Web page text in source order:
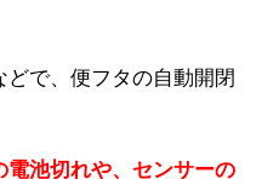
で、便フタの自動開閉
池切れや、センサーの